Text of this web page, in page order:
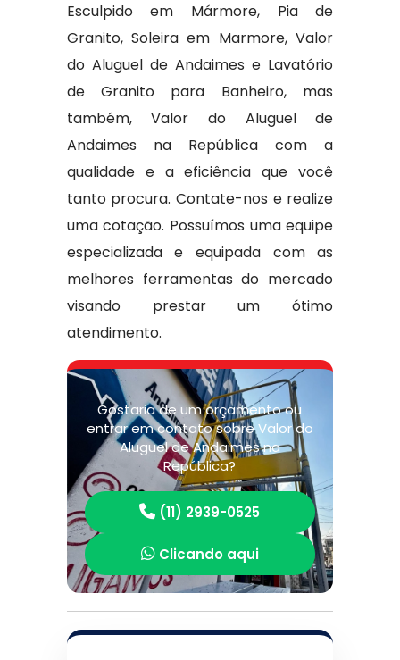
Esculpido em Mármore, Pia de
Granito, Soleira em Marmore, Valor
do Aluguel de Andaimes e Lavatório
de Granito para Banheiro, mas
também, Valor do Aluguel de
Andaimes na República com a
qualidade e a eficiência que você
tanto procura. Contate-nos e realize
uma cotação. Possuímos uma equipe
especializada e equipada com as
melhores ferramentas do mercado
visando prestar um ótimo
atendimento.
Gostaria de um orçamento ou
entrar em contato sobre Valor do
Aluguel de Andaimes na
República?
(11) 2939-0525
Clicando aqui